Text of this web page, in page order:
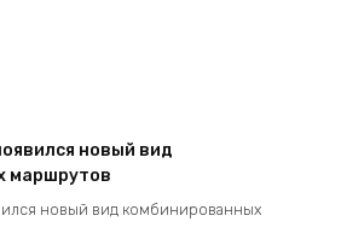
новый вид
маршрутов
новый вид комбинированных